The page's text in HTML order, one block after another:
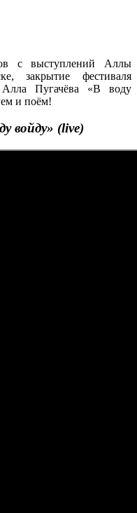
с выступлений Аллы
закрытие фестиваля
Алла Пугачёва «В воду
и поём!
войду» (live)